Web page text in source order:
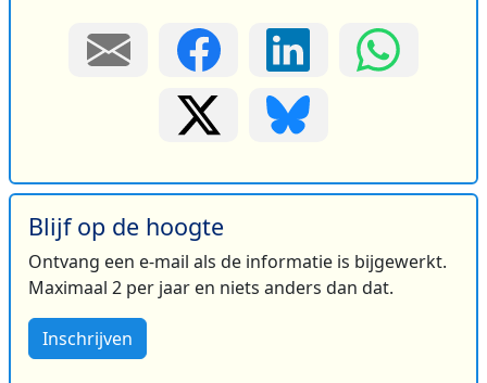
Blijf op de hoogte
Ontvang een e-mail als de informatie is bijgewerkt.
Maximaal 2 per jaar en niets anders dan dat.
Inschrijven